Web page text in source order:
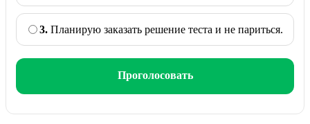
3. Планирую заказать решение теста и не париться.
Проголосовать